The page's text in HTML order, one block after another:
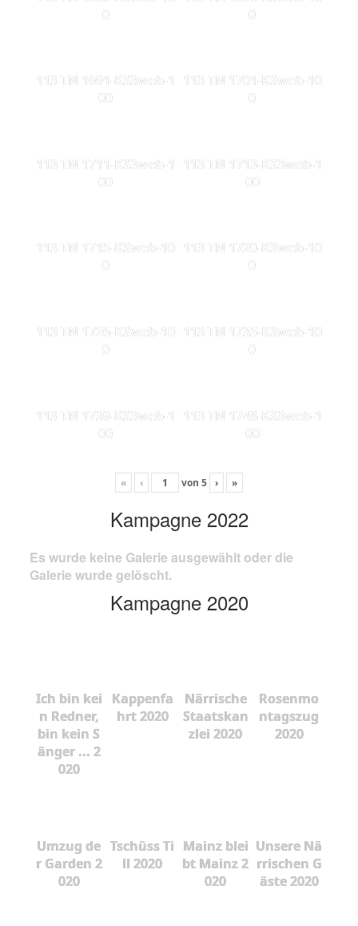
0
0
113 TN 1691-KS3web-1
00
113 TN 1701-KSweb-10
0
113 TN 1711-KS3web-1
00
113 TN 1713-KS3web-1
00
113 TN 1715-KSweb-10
0
113 TN 1720-KSweb-10
0
113 TN 1726-KSweb-10
0
113 TN 1735-KSweb-10
0
113 TN 1739-KS3web-1
00
113 TN 1748-KS3web-1
00
« ‹ von 5 › »
Kampagne 2022
Es wurde keine Galerie ausgewählt oder die
Galerie wurde gelöscht.
Kampagne 2020
Ich bin kei
n Redner,
bin kein S
änger ... 2
020
Kappenfa
hrt 2020
Närrische
Staatskan
zlei 2020
Rosenmo
ntagszug
2020
Umzug de
r Garden 2
020
Tschüss Ti
ll 2020
Mainz blei
bt Mainz 2
020
Unsere Nä
rrischen G
äste 2020